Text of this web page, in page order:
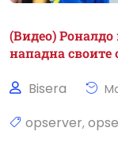
(Видео) Роналдо
нападна своите
Bisera
opserver,